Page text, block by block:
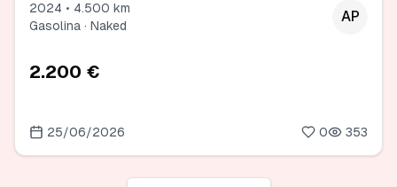
2024 • 4.500 km
Gasolina · Naked
AP
2.200 €
25/06/2026 0 353